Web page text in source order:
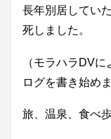
長年別居してい
死しました。
（モラハラDV
ログを書き始め
旅、温泉、食べ